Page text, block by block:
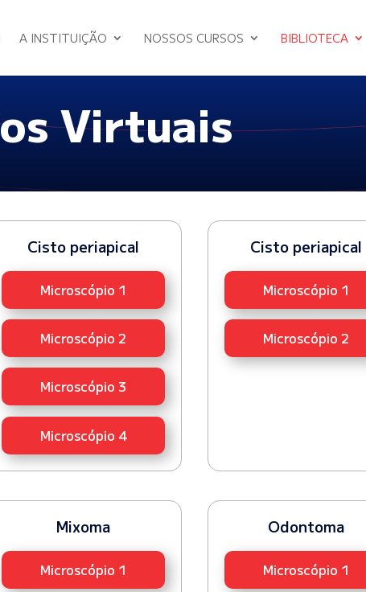
A INSTITUIÇÃO NOSSOS CURSOS BIBLIOTECA
Virtuais
Cisto periapical
Microscópio 1
Microscópio 2
Microscópio 3
Microscópio 4
Cisto periapical
Microscópio 1
Microscópio 2
Mixoma
Microscópio 1
Odontoma
Microscópio 1